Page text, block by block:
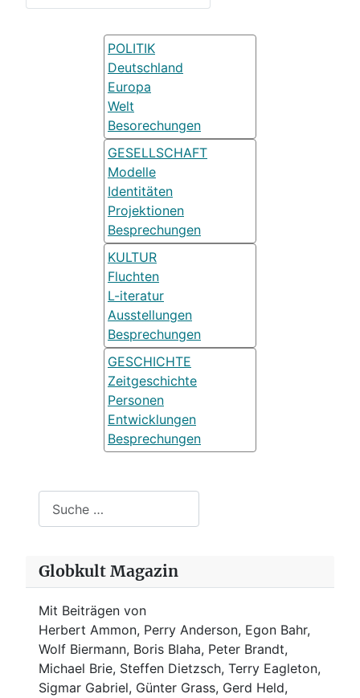
POLITIK
Deutschland
Europa
Welt
Besorechungen
GESELLSCHAFT
Modelle
Identitäten
Projektionen
Besprechungen
KULTUR
Fluchten
L-iteratur
Ausstellungen
Besprechungen
GESCHICHTE
Zeitgeschichte
Personen
Entwicklungen
Besprechungen
Globkult Magazin
Mit Beiträgen von
Herbert Ammon, Perry Anderson, Egon Bahr,
Wolf Biermann, Boris Blaha, Peter Brandt,
Michael Brie, Steffen Dietzsch, Terry Eagleton,
Sigmar Gabriel, Günter Grass, Gerd Held,